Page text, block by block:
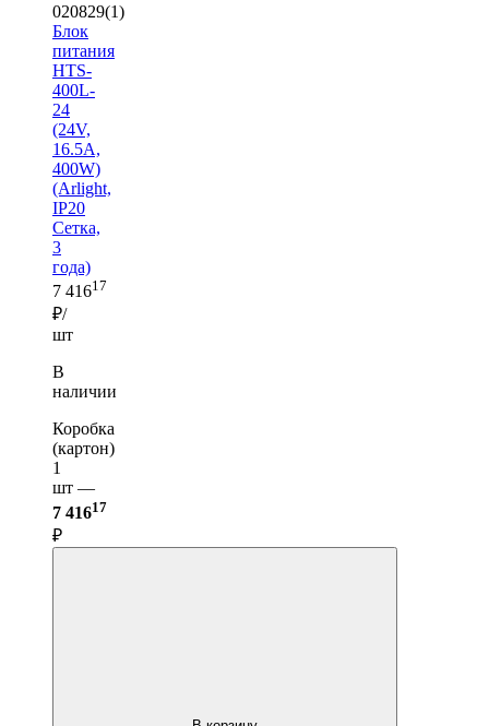
020829(1)
Блок
питания
HTS-
400L-
24
(24V,
16.5A,
400W)
(Arlight,
IP20
Сетка,
3
года)
7 41617
₽/
шт
В
наличии
Коробка
(картон)
1
шт —
7 41617
₽